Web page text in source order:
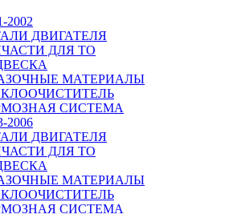
2002
ДВИГАТЕЛЯ
ДЛЯ ТО
МАТЕРИАЛЫ
СИСТЕМА
2006
ДВИГАТЕЛЯ
ДЛЯ ТО
МАТЕРИАЛЫ
СИСТЕМА